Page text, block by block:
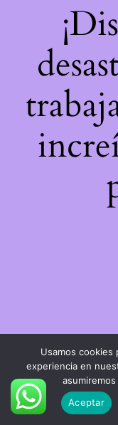
Usamos cookies
experiencia en
Aceptar